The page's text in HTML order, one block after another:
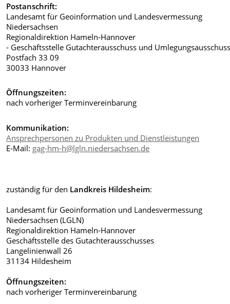
Postanschrift:
Landesamt für Geoinformation und Landesvermessung
Niedersachsen
Regionaldirektion Hameln-Hannover
- Geschäftsstelle Gutachterausschuss und
Postfach 33 09
30033 Hannover
Öffnungszeiten:
nach vorheriger Terminvereinbarung
Kommunikation:
Ansprechpersonen zu Produkten und Dienstleistungen
E-Mail: gag-hm-h@lgln.niedersachsen.de
zuständig für den Landkreis Hildesheim:
Landesamt für Geoinformation und Landesvermessung
Niedersachsen (LGLN)
Regionaldirektion Hameln-Hannover
Geschäftsstelle des Gutachterausschusses
Langelinienwall 26
31134 Hildesheim
Öffnungszeiten:
nach vorheriger Terminvereinbarung